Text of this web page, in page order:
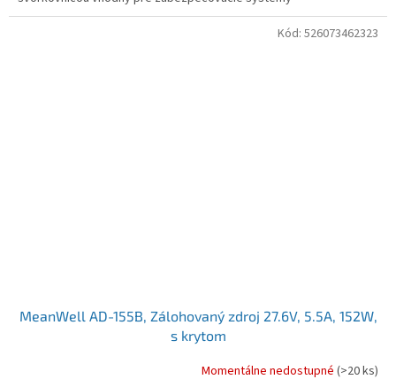
MeanWell AD-155B, Zálohovaný zdroj 27.6V, 5.5A, 152W,
s krytom
Momentálne nedostupné (>20 ks)
Kód: 526073462323